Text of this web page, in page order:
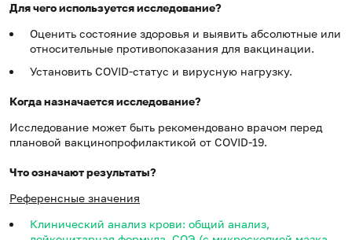
Для чего используется исследование?
Оценить состояние здоровья и выявить абсолютные или
относительные противопоказания для вакцинации.
Установить COVID-статус и вирусную нагрузку.
Когда назначается исследование?
Исследование может быть рекомендовано врачом перед
плановой вакцинопрофилактикой от COVID-19.
Что означают результаты?
Референсные значения
Клинический анализ крови: общий анализ,